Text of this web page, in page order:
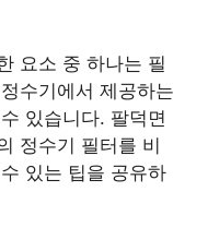
요소 중 하나는 필
수기에서 제공하는
있습니다. 팔덕면
정수기 필터를 비
있는 팁을 공유하